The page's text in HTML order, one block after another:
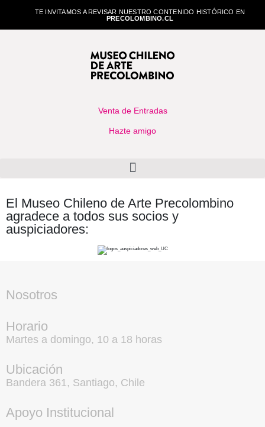
TE INVITAMOS A REVISAR NUESTRO CONTENIDO HISTÓRICO EN
PRECOLOMBINO.CL
Venta de Entradas
Hazte amigo
El Museo Chileno de Arte Precolombino
agradece a todos sus socios y
auspiciadores:
Nosotros
Horario
Martes a domingo, 10 a 18 horas
Ubicación
Bandera 361, Santiago, Chile
Apoyo Institucional